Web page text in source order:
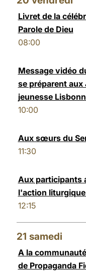
Livret de la
Parole de Dieu
08:00
Message vidéo
se préparent aux
jeunesse
10:00
Aux sœurs du
11:30
Aux participants
l'action
12:15
21 samedi
A la
de Propaganda